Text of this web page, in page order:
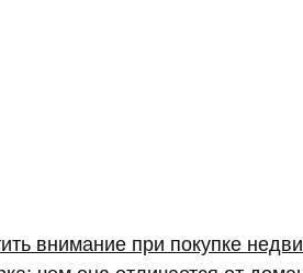
внимание при покупке